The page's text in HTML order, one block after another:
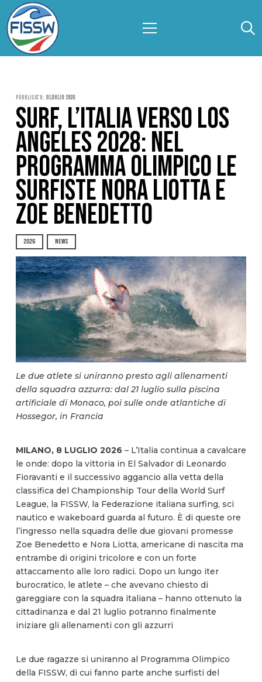
Pubblicato: 8 Luglio 2026
SURF, L’ITALIA VERSO LOS
ANGELES 2028: NEL
PROGRAMMA OLIMPICO LE
SURFISTE NORA LIOTTA E
ZOE BENEDETTO
2026 NEWS
Le due atlete si uniranno presto agli allenamenti
della squadra azzurra: dal 21 luglio sulla piscina
artificiale di Monaco, poi sulle onde atlantiche di
Hossegor, in Francia
MILANO, 8 LUGLIO 2026 – L’Italia continua a cavalcare
le onde: dopo la vittoria in El Salvador di Leonardo
Fioravanti e il successivo aggancio alla vetta della
classifica del Championship Tour della World Surf
League, la FISSW, la Federazione italiana surfing, sci
nautico e wakeboard guarda al futuro. È di queste ore
l’ingresso nella squadra delle due giovani promesse
Zoe Benedetto e Nora Liotta, americane di nascita ma
entrambe di origini tricolore e con un forte
attaccamento alle loro radici. Dopo un lungo iter
burocratico, le atlete – che avevano chiesto di
gareggiare con la squadra italiana – hanno ottenuto la
cittadinanza e dal 21 luglio potranno finalmente
iniziare gli allenamenti con gli azzurri
Le due ragazze si uniranno al Programma Olimpico
della FISSW, di cui fanno parte anche surfisti del